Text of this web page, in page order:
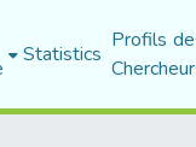
Statistics Profils